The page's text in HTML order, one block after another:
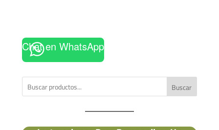
Chat en WhatsApp
Buscar